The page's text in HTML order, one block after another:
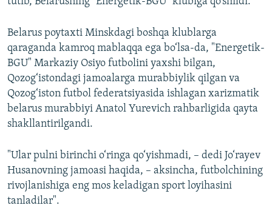
Belarus poytaxti Minskdagi boshqa klublarga
qaraganda kamroq mablaqqa ega bo‘lsa-da, "Energetik-
BGU" Markaziy Osiyo futbolini yaxshi bilgan,
Qozog‘istondagi jamoalarga murabbiylik qilgan va
Qozog‘iston futbol federatsiyasida ishlagan xarizmatik
belarus murabbiyi Anatol Yurevich rahbarligida qayta
shakllantirilgandi.
"Ular pulni birinchi o‘ringa qo‘yishmadi, – dedi Jo‘rayev
Husanovning jamoasi haqida, – aksincha, futbolchining
rivojlanishiga eng mos keladigan sport loyihasini
tanladilar".